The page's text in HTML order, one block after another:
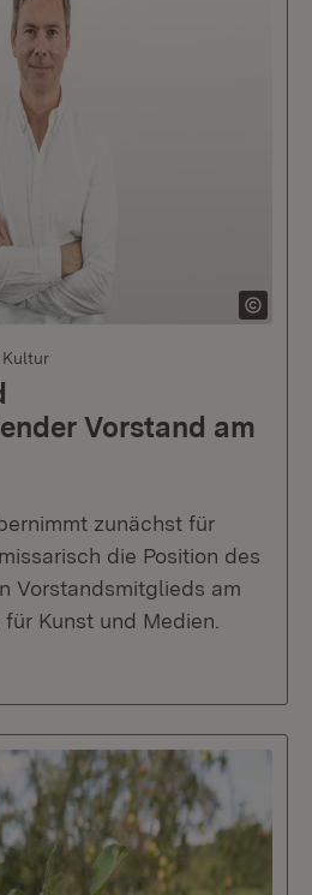
Kultur
Vorstand am
zunächst für
die Position des
Vorstandsmitglieds am
Kunst und Medien.